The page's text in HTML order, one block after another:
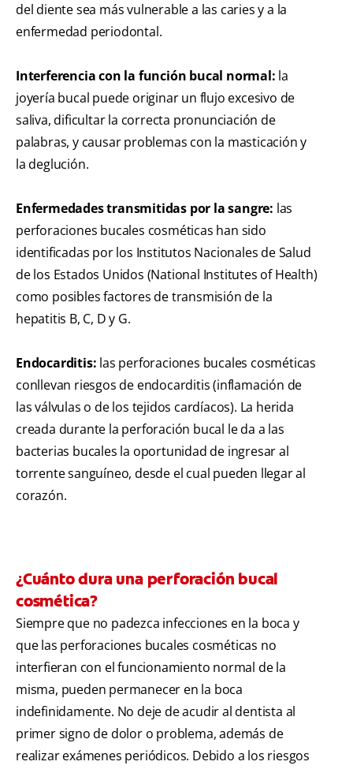
del diente sea más vulnerable a las caries y a la
enfermedad periodontal.
Interferencia con la función bucal normal: la
joyería bucal puede originar un flujo excesivo de
saliva, dificultar la correcta pronunciación de
palabras, y causar problemas con la masticación y
la deglución.
Enfermedades transmitidas por la sangre: las
perforaciones bucales cosméticas han sido
identificadas por los Institutos Nacionales de Salud
de los Estados Unidos (National Institutes of Health)
como posibles factores de transmisión de la
hepatitis B, C, D y G.
Endocarditis: las perforaciones bucales cosméticas
conllevan riesgos de endocarditis (inflamación de
las válvulas o de los tejidos cardíacos). La herida
creada durante la perforación bucal le da a las
bacterias bucales la oportunidad de ingresar al
torrente sanguíneo, desde el cual pueden llegar al
corazón.
¿Cuánto dura una perforación bucal
cosmética?
Siempre que no padezca infecciones en la boca y
que las perforaciones bucales cosméticas no
interfieran con el funcionamiento normal de la
misma, pueden permanecer en la boca
indefinidamente. No deje de acudir al dentista al
primer signo de dolor o problema, además de
realizar exámenes periódicos. Debido a los riesgos